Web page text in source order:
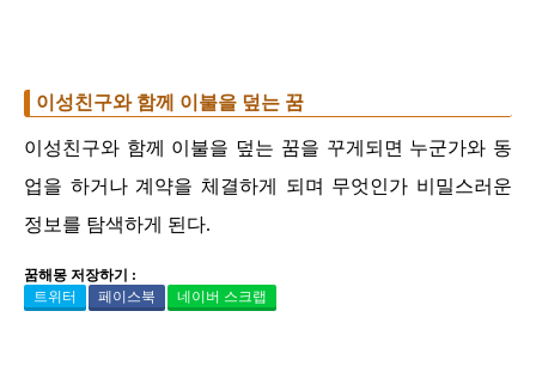
이성친구와 함께 이불을 덮는 꿈
이성친구와 함께 이불을 덮는 꿈을 꾸게되면 누군가와 동
업을 하거나 계약을 체결하게 되며 무엇인가 비밀스러운
정보를 탐색하게 된다.
꿈해몽 저장하기 :
트위터
페이스북 네이버 스크랩